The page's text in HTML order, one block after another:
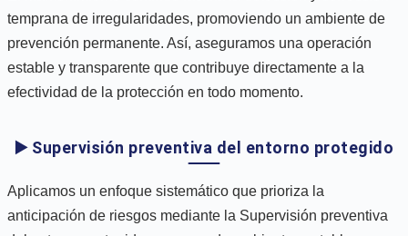
temprana de irregularidades, promoviendo un ambiente de
prevención permanente. Así, aseguramos una operación
estable y transparente que contribuye directamente a la
efectividad de la protección en todo momento.
▶️ Supervisión preventiva del entorno protegido
Aplicamos un enfoque sistemático que prioriza la
anticipación de riesgos mediante la Supervisión preventiva